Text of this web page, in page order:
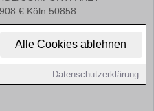
Alle Cookies ablehnen
Datenschutzerklärung